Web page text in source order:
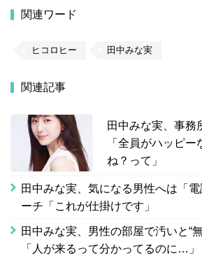
関連ワード
ヒコロヒー 田中みな実
関連記事
田中みな実、事務
「全員がハッピ
ね？って」
田中みな実、気になる男性へは「
ーチ「これが仕掛けです」
田中みな実、男性の部屋で汚いと“
「人が来るって分かってるのに…」